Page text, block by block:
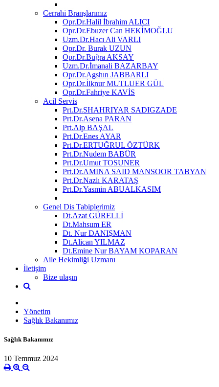
Cerrahi Branşlarımız
Opr.Dr.Halil İbrahim ALICI
Opr.Dr.Ebuzer Can HEKİMOĞLU
Uzm.Dr.Hacı Ali VARLI
Opr.Dr. Burak UZUN
Opr.Dr.Buğra AKSAY
Uzm.Dr.İmanali BAZARBAY
Opr.Dr.Agshın JABBARLI
Opr.Dr.İlknur MUTLUER GÜL
Opr.Dr.Fahriye KAVİS
Acil Servis
Prt.Dr.SHAHRIYAR SADIGZADE
Prt.Dr.Asena PARAN
Prt.Alp BAŞAL
Prt.Dr.Enes AYAR
Prt.Dr.ERTUĞRUL ÖZTÜRK
Prt.Dr.Nudem BABÜR
Prt.Dr.Umut TOSUNER
Prt.Dr.AMINA SAID MANSOOR TABYAN
Prt.Dr.Nazlı KARATAŞ
Prt.Dr.Yasmin ABUALKASIM
Genel Dis Tabiplerimiz
Dt.Azat GÜRELLİ
Dt.Mahsum ER
Dt. Nur DANIŞMAN
Dt.Alican YILMAZ
Dt.Emine Nur BAYAM KOPARAN
Aile Hekimliği Uzmanı
İletişim
Bize ulaşın
Yönetim
Sağlık Bakanımız
Sağlık Bakanımız
10 Temmuz 2024